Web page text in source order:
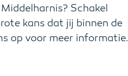
Schakel
kans dat jij binnen de
op voor meer informatie.